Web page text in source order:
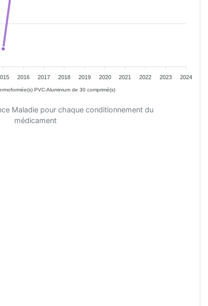
2016 2017 2018 2019 2020 2021 2022 2023 2024
PVC-Aluminium de 30 comprimé(s)
Maladie pour chaque conditionnement du
médicament